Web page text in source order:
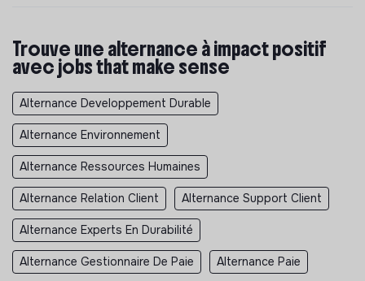
Trouve une alternance à impact positif
avec jobs that make sense
Alternance Developpement Durable
Alternance Environnement
Alternance Ressources Humaines
Alternance Relation Client Alternance Support Client
Alternance Experts En Durabilité
Alternance Gestionnaire De Paie Alternance Paie